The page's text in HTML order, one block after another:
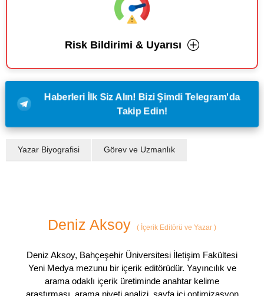
Risk Bildirimi & Uyarısı
Haberleri İlk Siz Alın! Bizi Şimdi Telegram'da
Takip Edin!
Yazar Biyografisi Görev ve Uzmanlık
Deniz Aksoy ( İçerik Editörü ve Yazar )
Deniz Aksoy, Bahçeşehir Üniversitesi İletişim Fakültesi
Yeni Medya mezunu bir içerik editörüdür. Yayıncılık ve
arama odaklı içerik üretiminde anahtar kelime
araştırması, arama niyeti analizi, sayfa içi optimizasyon